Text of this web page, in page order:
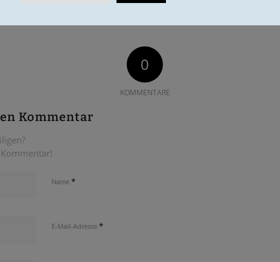
0
KOMMENTARE
Kommentar
Name *
E-Mail-Adresse *